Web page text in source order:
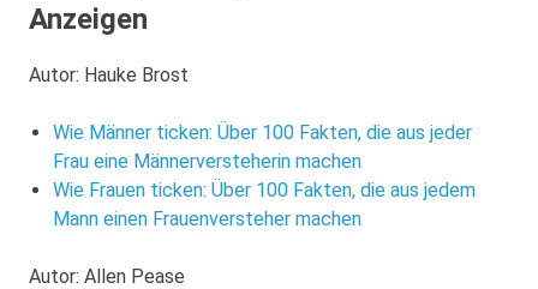
Anzeigen
Autor: Hauke Brost
Wie Männer ticken: Über 100 Fakten, die aus jeder
Frau eine Männerversteherin machen
Wie Frauen ticken: Über 100 Fakten, die aus jedem
Mann einen Frauenversteher machen
Autor: Allen Pease